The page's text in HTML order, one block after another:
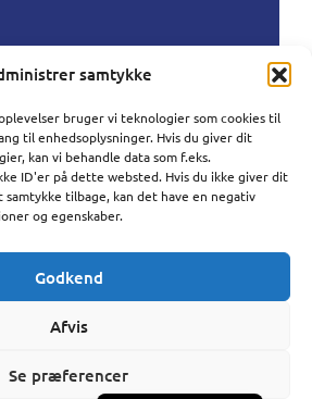
samtykke
bruger vi teknologier som cookies til
til enhedsoplysninger. Hvis du giver dit
kan vi behandle data som f.eks.
ID'er på dette websted. Hvis du ikke giver dit
tilbage, kan det have en negativ
og egenskaber.
Godkend
Afvis
Se præferencer
Industriholmen 82, 2650 Hvidovre
Português
Polski